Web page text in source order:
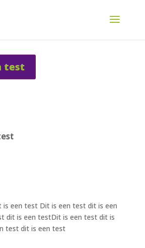
test
is een test Dit is een test dit is een
dit is een testDit is een test dit is
test dit is een test